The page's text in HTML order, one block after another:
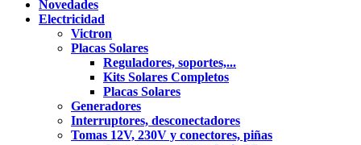
Novedades
Electricidad
Victron
Placas Solares
Reguladores, soportes,...
Kits Solares Completos
Placas Solares
Generadores
Interruptores, desconectadores
Tomas 12V, 230V y conectores, piñas